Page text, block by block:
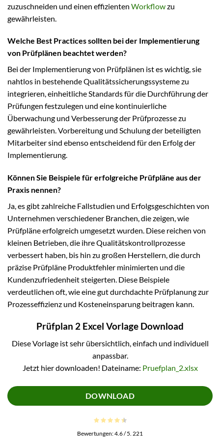
zuzuschneiden und einen effizienten Workflowzu
gewährleisten.
Welche Best Practices sollten bei der Implementierung
von Prüfplänen beachtet werden?
Bei der Implementierung von Prüfplänen ist es wichtig, sie
nahtlos in bestehende Qualitätssicherungssysteme zu
integrieren, einheitliche Standards für die Durchführung der
Prüfungen festzulegen und eine kontinuierliche
Überwachung und Verbesserung der Prüfprozesse zu
gewährleisten. Vorbereitung und Schulung der beteiligten
Mitarbeiter sind ebenso entscheidend für den Erfolg der
Implementierung.
Können Sie Beispiele für erfolgreiche Prüfpläne aus der
Praxis nennen?
Ja, es gibt zahlreiche Fallstudien und Erfolgsgeschichten von
Unternehmen verschiedener Branchen, die zeigen, wie
Prüfpläne erfolgreich umgesetzt wurden. Diese reichen von
kleinen Betrieben, die ihre Qualitätskontrollprozesse
verbessert haben, bis hin zu großen Herstellern, die durch
präzise Prüfpläne Produktfehler minimierten und die
Kundenzufriedenheit steigerten. Diese Beispiele
verdeutlichen oft, wie eine gut durchdachte Prüfplanung zur
Prozesseffizienz und Kosteneinsparung beitragen kann.
Prüfplan 2 Excel Vorlage Download
Diese Vorlage ist sehr übersichtlich, einfach und individuell
anpassbar.
Jetzt hier downloaden! Dateiname: Pruefplan_2.xlsx
DOWNLOAD
Bewertungen:4.6/ 5. 221